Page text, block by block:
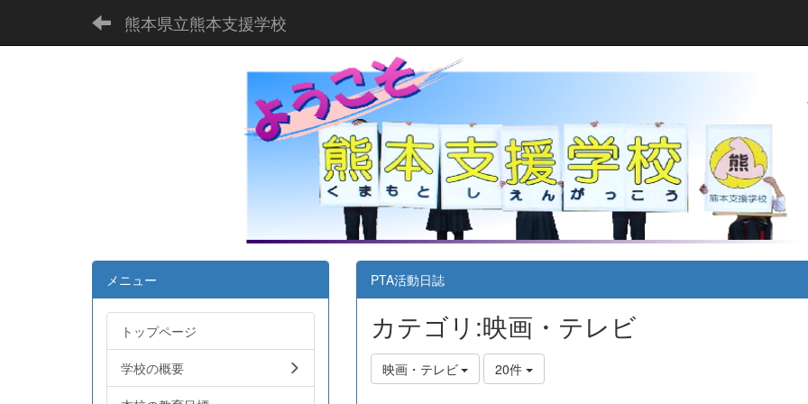
熊本県立熊本支援学校
PTA活動日誌
カテゴリ:映画・テレビ
映画・テレビ 20件
メニュー
トップページ
学校の概要